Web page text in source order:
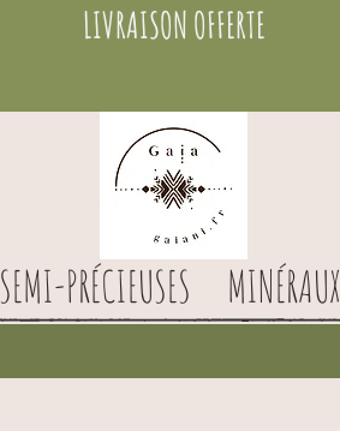
LIVRAISON OFFERTE
SEMI-PRÉCIEUSES MINÉRAUX